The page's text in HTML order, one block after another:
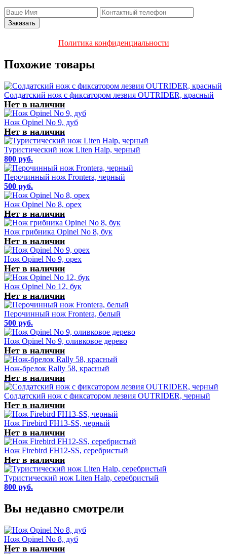
Политика конфиденциальности
Похожие товары
Солдатский нож с фиксатором лезвия OUTRIDER, красный
Нет в наличии
Нож Opinel No 9, дуб
Нет в наличии
Туристический нож Liten Halp, черный
800 руб.
Перочинный нож Frontera, черный
500 руб.
Нож Opinel No 8, орех
Нет в наличии
Нож грибника Opinel No 8, бук
Нет в наличии
Нож Opinel No 9, орех
Нет в наличии
Нож Opinel No 12, бук
Нет в наличии
Перочинный нож Frontera, белый
500 руб.
Нож Opinel No 9, оливковое дерево
Нет в наличии
Нож-брелок Rally 58, красный
Нет в наличии
Солдатский нож с фиксатором лезвия OUTRIDER, черный
Нет в наличии
Нож Firebird FH13-SS, черный
Нет в наличии
Нож Firebird FH12-SS, серебристый
Нет в наличии
Туристический нож Liten Halp, серебристый
800 руб.
Вы недавно смотрели
Нож Opinel No 8, дуб
Нет в наличии